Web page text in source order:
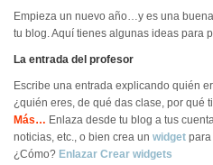
Empieza un nuevo año…y es una
tu blog. Aquí tienes algunas ideas para
La entrada del profesor
Escribe una entrada explicando quién
¿quién eres, de qué das clase, por qué
Más… Enlaza desde tu blog a tus
noticias, etc., o bien crea un widget para
¿Cómo? Enlazar Crear widgets